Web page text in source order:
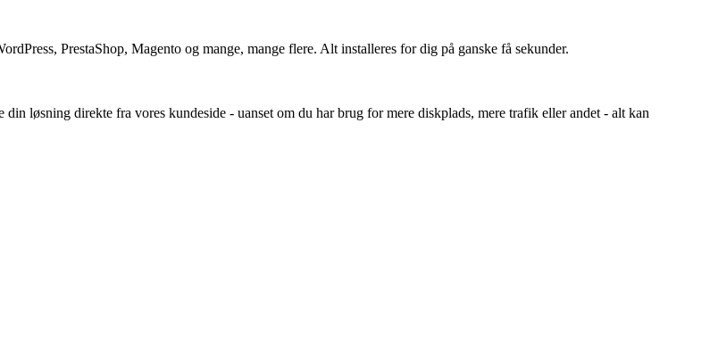
PrestaShop, Magento og mange, mange flere. Alt installeres for dig på ganske få sekunder.
løsning direkte fra vores kundeside - uanset om du har brug for mere diskplads, mere trafik eller andet - alt kan